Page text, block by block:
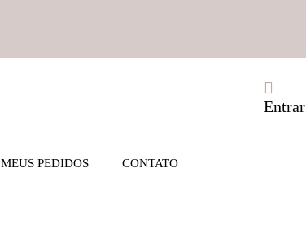
Entrar
MEUS PEDIDOS CONTATO